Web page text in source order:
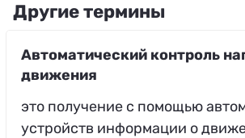
Другие термины
Автоматический контроль
движения
это получение с помощью
устройств информации о